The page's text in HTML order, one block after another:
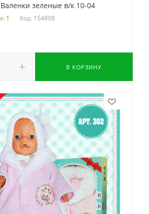
зеленые в/к 10-04
1 Код: 154808
В КОРЗИНУ